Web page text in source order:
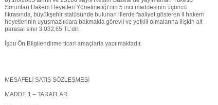
Sorunları Hakem Heyetleri Yönetmeliği’nin 5 inci maddesinin üçüncü
fıkrasında, büyükşehir statüsünde bulunan illerde faaliyet gösteren il hakem
heyetlerinin uyuşmazlıklara bakmakla görevli ve yetkili olmalarına ilişkin alt
parasal sınır 3.032,65 TL’dir.
İşbu Ön Bilgilendirme ticari amaçlarla yapılmaktadır.
MESAFELİ SATIŞ SÖZLEŞMESİ
MADDE 1 – TARAFLAR